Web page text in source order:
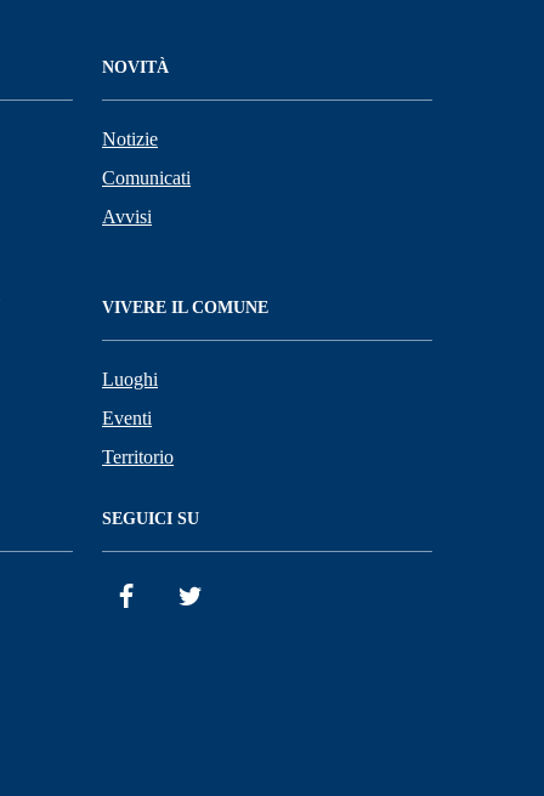
NOVITÀ
Notizie
Comunicati
Avvisi
VIVERE IL COMUNE
Luoghi
Eventi
Territorio
SEGUICI SU
Facebook